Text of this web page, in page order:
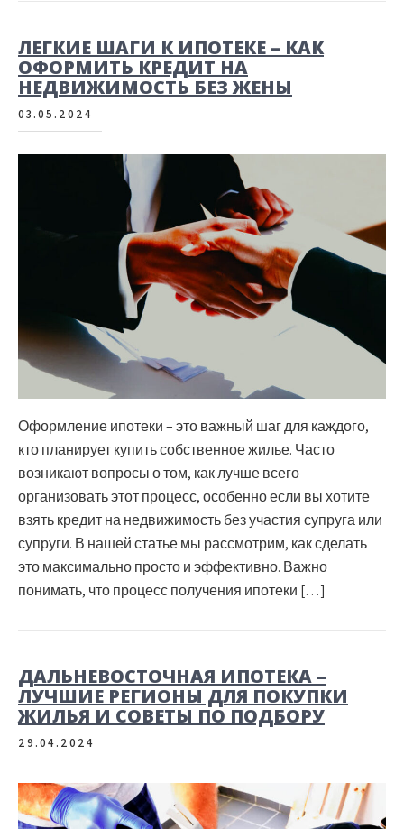
ЛЕГКИЕ ШАГИ К ИПОТЕКЕ – КАК
ОФОРМИТЬ КРЕДИТ НА
НЕДВИЖИМОСТЬ БЕЗ ЖЕНЫ
03.05.2024
Оформление ипотеки – это важный шаг для каждого,
кто планирует купить собственное жилье. Часто
возникают вопросы о том, как лучше всего
организовать этот процесс, особенно если вы хотите
взять кредит на недвижимость без участия супруга или
супруги. В нашей статье мы рассмотрим, как сделать
это максимально просто и эффективно. Важно
понимать, что процесс получения ипотеки […]
ДАЛЬНЕВОСТОЧНАЯ ИПОТЕКА –
ЛУЧШИЕ РЕГИОНЫ ДЛЯ ПОКУПКИ
ЖИЛЬЯ И СОВЕТЫ ПО ПОДБОРУ
29.04.2024